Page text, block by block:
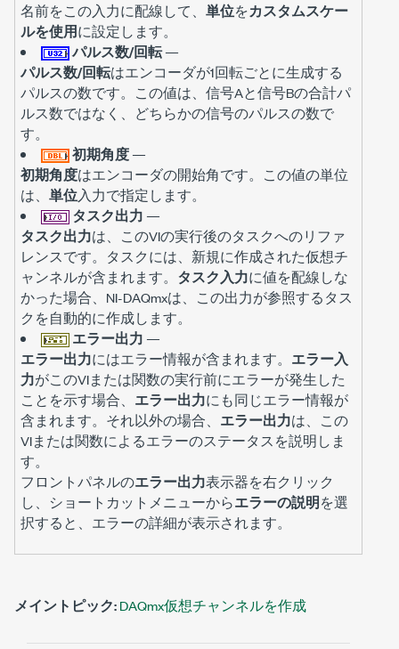
名前をこの入力に配線して、 単位をカスタムスケー
ルを使用に設定します。
パルス数/回転—
パルス数/回転はエンコーダが1回転ごとに生成する
パルスの数です。この値は、信号Aと信号Bの合計パ
ルス数ではなく、どちらかの信号のパルスの数で
す。
初期角度—
初期角度はエンコーダの開始角です。この値の単位
は、 単位入力で指定します。
タスク出力 —
タスク出力は、このVIの実行後のタスクへのリファ
レンスです。タスクには、新規に作成された仮想チ
ャンネルが含まれます。 タスク入力に値を配線しな
かった場合、NI-DAQmxは、この出力が参照するタス
クを自動的に作成します。
エラー出力 —
エラー出力にはエラー情報が含まれます。 エラー入
力がこのVIまたは関数の実行前にエラーが発生した
ことを示す場合、 エラー出力にも同じエラー情報が
含まれます。それ以外の場合、 エラー出力は、この
VIまたは関数によるエラーのステータスを説明しま
す。
フロントパネルのエラー出力表示器を右クリック
し、ショートカットメニューからエラーの説明を選
択すると、エラーの詳細が表示されます。
メイントピック:DAQmx仮想チャンネルを作成